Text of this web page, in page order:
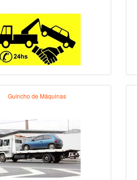
Guincho de Máquinas